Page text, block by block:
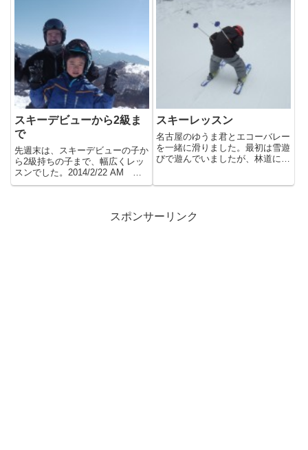
スキーデビューから2級ま
で
先週末は、スキーデビューの子か
ら2級持ちの子まで、幅広くレッ
スンでした。2014/2/22 AM り
ょうすけ君と。去年は...
スキーレッスン
名古屋のゆうま君とエコーバレー
を一緒に滑りました。最初は雪遊
びで遊んでいましたが、林道に行
スポンサーリンク